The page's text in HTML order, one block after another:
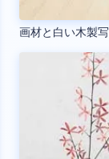
画材と白い木製